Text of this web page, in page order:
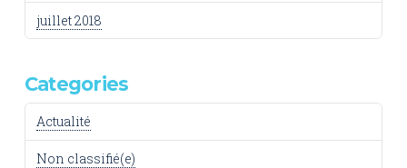
juillet 2018
Categories
Actualité
Non classifié(e)